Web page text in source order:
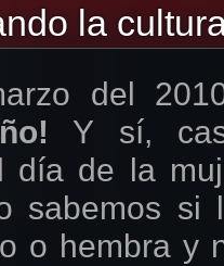
pueda
de que
esconde
hay tras
la
del
Y sí,
día de la
sabemos si
o hembra y